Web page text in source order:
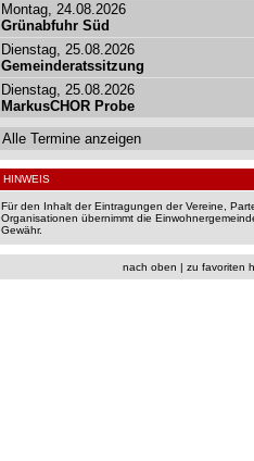
Montag, 24.08.2026
Grünabfuhr Süd
Dienstag, 25.08.2026
Gemeinderatssitzung
Dienstag, 25.08.2026
MarkusCHOR Probe
Alle Termine anzeigen
HINWEIS
Für den Inhalt der Eintragungen der Vereine,
Organisationen übernimmt die
Gewähr.
nach oben | zu favoriten